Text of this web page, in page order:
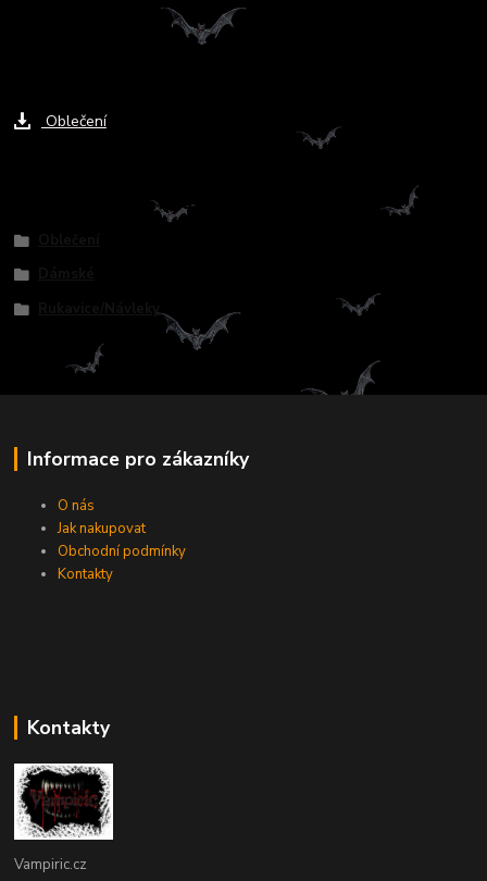
Oblečení
Zboží zařazeno v kategoriích
Rukavice/Návleky
Informace pro zákazníky
O nás
Jak nakupovat
Obchodní podmínky
Kontakty
Kontakty
Vampiric.cz